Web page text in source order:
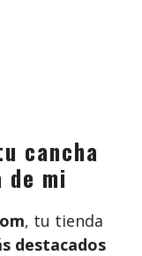
cancha
mi
, tu tienda
destacados